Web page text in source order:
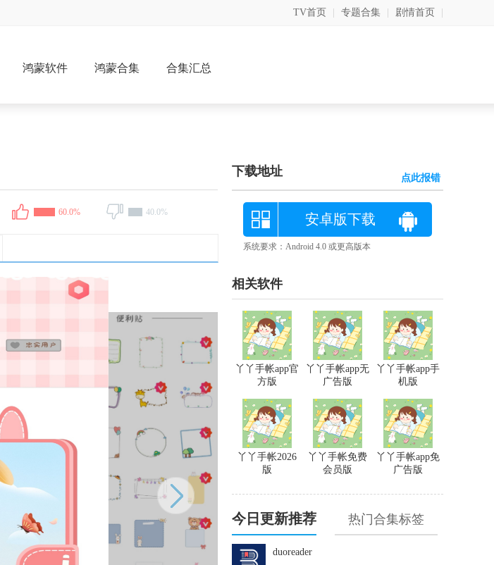
TV首页 专题合集 剧情首页
鸿蒙软件 鸿蒙合集 合集汇总
60.0% 40.0%
下载地址 点此报错
安卓版下载
系统要求：Android 4.0 或更高版本
相关软件
丫丫手帐app手
机版
丫丫手帐app无
广告版
丫丫手帐app官
方版
丫丫手帐app免
广告版
丫丫手帐免费
会员版
丫丫手帐2026
版
今日更新推荐 热门合集标签
duoreader